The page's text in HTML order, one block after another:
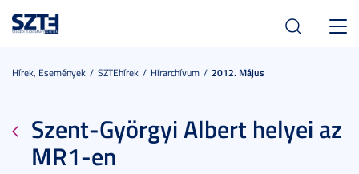
Hírek, Események SZTEhírek Hírarchívum 2012. Május
Szent-Györgyi Albert helyei az
MR1-en